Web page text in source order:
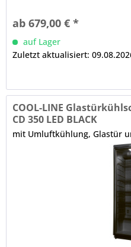
mechanische Steuerung
ab 679,00 € *
auf Lager
Zuletzt aktualisiert:
COOL-LINE
CD 350 LED BLACK
mit Umluftkühlung, Glastür